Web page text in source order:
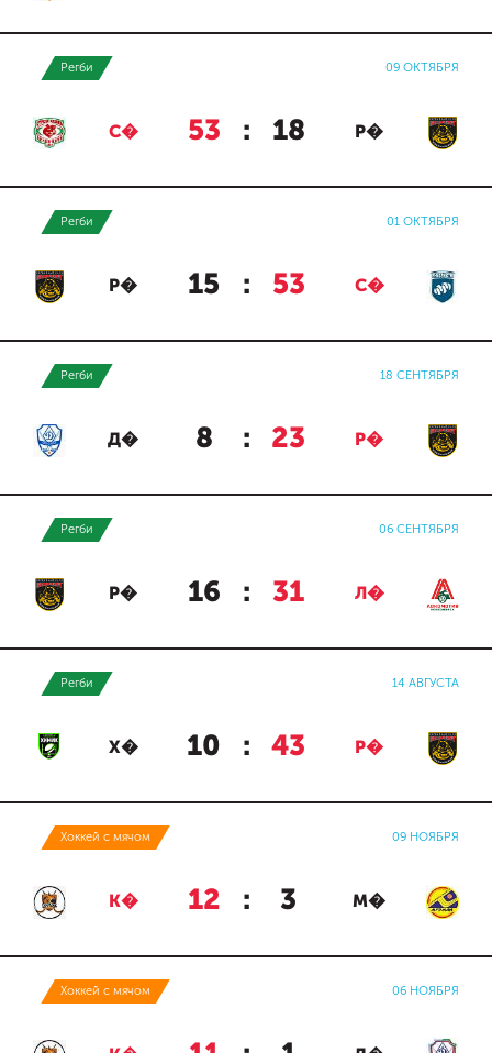
Регби 09 ОКТЯБРЯ
С� 53 : 18 Р�
Регби 01 ОКТЯБРЯ
Р� 15 : 53 С�
Регби 18 СЕНТЯБРЯ
Д� 8 : 23 Р�
Регби 06 СЕНТЯБРЯ
Р� 16 : 31 Л�
Регби 14 АВГУСТА
Х� 10 : 43 Р�
Хоккей с мячом 09 НОЯБРЯ
К� 12 : 3 М�
Хоккей с мячом 06 НОЯБРЯ